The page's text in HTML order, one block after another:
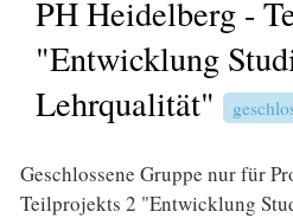
PH Heidelberg -
"Entwicklung
Lehrqualität"
Geschlossene Gruppe nur für
Teilprojekts 2 "Entwicklung